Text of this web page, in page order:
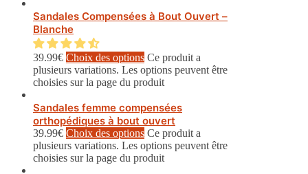
Sandales Compensées à Bout Ouvert –
Blanche
39.99€ Choix des options Ce produit a
plusieurs variations. Les options peuvent être
choisies sur la page du produit
Sandales femme compensées
orthopédiques à bout ouvert
39.99€ Choix des options Ce produit a
plusieurs variations. Les options peuvent être
choisies sur la page du produit